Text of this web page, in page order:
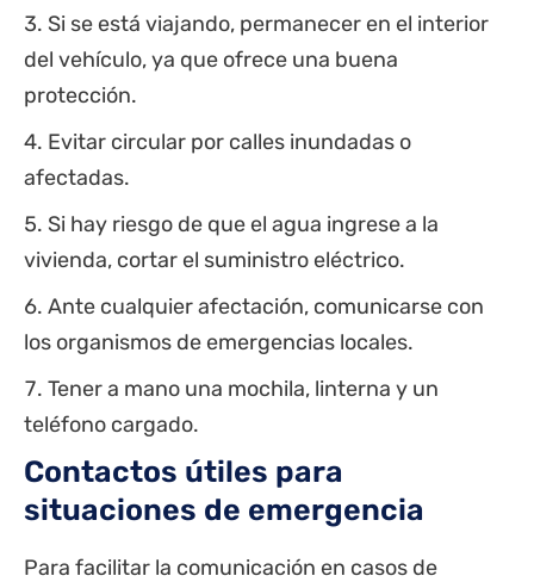
Si se está viajando, permanecer en el interior
del vehículo, ya que ofrece una buena
protección.
Evitar circular por calles inundadas o
afectadas.
Si hay riesgo de que el agua ingrese a la
vivienda, cortar el suministro eléctrico.
Ante cualquier afectación, comunicarse con
los organismos de emergencias locales.
Tener a mano una mochila, linterna y un
teléfono cargado.
Contactos útiles para
situaciones de emergencia
Para facilitar la comunicación en casos de